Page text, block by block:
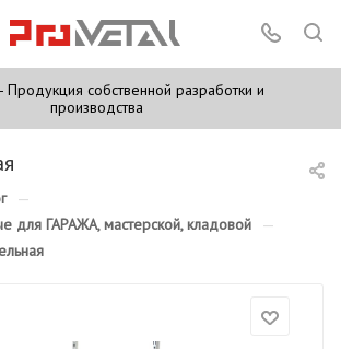
Продукция собственной разработки и
производства
—
для ГАРАЖА, мастерской, кладовой —